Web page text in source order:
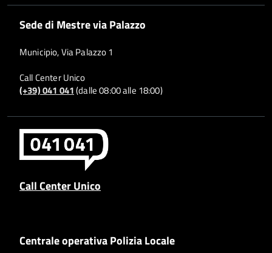
Sede di Mestre via Palazzo
Municipio, Via Palazzo 1
Call Center Unico
(+39) 041 041(dalle 08:00 alle 18:00)
Call Center Unico
Centrale operativa Polizia Locale